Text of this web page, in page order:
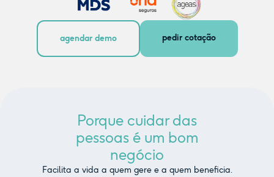
agendar demo pedir cotação
Porque cuidar das
pessoas é um bom
negócio
Facilita a vida a quem gere e a quem beneficia.